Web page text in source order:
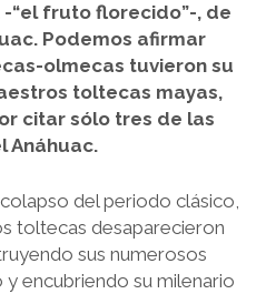
“el fruto florecido”-, de
Podemos afirmar
olmecas tuvieron su
toltecas mayas,
citar sólo tres de las
Anáhuac.
del periodo clásico,
toltecas desaparecieron
sus numerosos
encubriendo su milenario